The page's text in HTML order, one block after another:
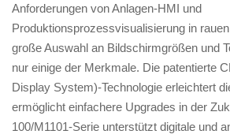
Anforderungen von Anlagen-HMI und
Produktionsprozessvisualisierung in
große Auswahl an Bildschirmgrößen und
nur einige der Merkmale. Die patentierte
Display System)-Technologie erleichtert
ermöglicht einfachere Upgrades in der
100/M1101-Serie unterstützt digitale und